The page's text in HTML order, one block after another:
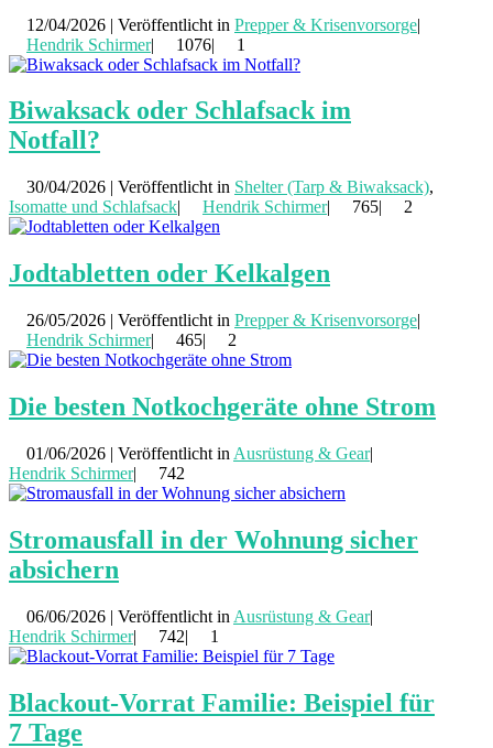
12/04/2026 | Veröffentlicht in Prepper & Krisenvorsorge|
Hendrik Schirmer| 1076| 1
Biwaksack oder Schlafsack im
Notfall?
30/04/2026 | Veröffentlicht in Shelter (Tarp & Biwaksack),
Isomatte und Schlafsack| Hendrik Schirmer| 765| 2
Jodtabletten oder Kelkalgen
26/05/2026 | Veröffentlicht in Prepper & Krisenvorsorge|
Hendrik Schirmer| 465| 2
Die besten Notkochgeräte ohne Strom
01/06/2026 | Veröffentlicht in Ausrüstung & Gear|
Hendrik Schirmer| 742
Stromausfall in der Wohnung sicher
absichern
06/06/2026 | Veröffentlicht in Ausrüstung & Gear|
Hendrik Schirmer| 742| 1
Blackout-Vorrat Familie: Beispiel für
7 Tage